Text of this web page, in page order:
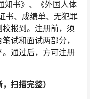
知书》、《外国人体
书、成绩单、无犯罪
报到。注册前，须
试和面试两部分，
通过后，方可注册
扫描完整）